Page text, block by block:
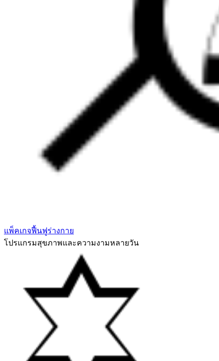
แพ็คเกจฟื้นฟูร่างกาย
โปรแกรมสุขภาพและความงามหลายวัน